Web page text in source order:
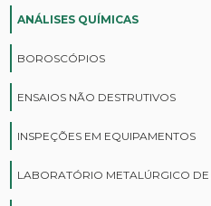
ANÁLISES QUÍMICAS
BOROSCÓPIOS
ENSAIOS NÃO DESTRUTIVOS
INSPEÇÕES EM EQUIPAMENTOS
LABORATÓRIO METALÚRGICO